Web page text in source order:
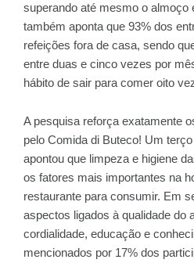
superando até mesmo o almoço
também aponta que 93% dos
refeições fora de casa, sendo
entre duas e cinco vezes por
hábito de sair para comer oito
A pesquisa reforça exatamente
pelo Comida di Buteco! Um
apontou que limpeza e higiene
os fatores mais importantes na
restaurante para consumir. Em
aspectos ligados à qualidade do
cordialidade, educação e
mencionados por 17% dos